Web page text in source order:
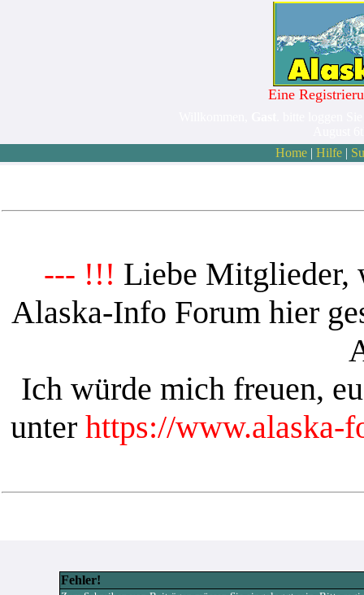
Eine
Home| Hilfe|
--- !!! Liebe Mitglieder,
Alaska-Info Forum hier
Ich würde mich freuen,
unter https://www.alaska-
Fehler!